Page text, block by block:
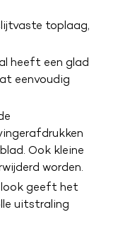
toplaag,
heeft een glad
eenvoudig
Ook kleine
worden.
geeft het
uitstraling